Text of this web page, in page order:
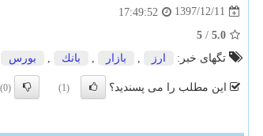
1397/12/11
17:49:52
5.0
/
5
تگهای خبر:
ارز , بازار , بانك , بورس
این مطلب را می پسندید؟ (1)
(0)